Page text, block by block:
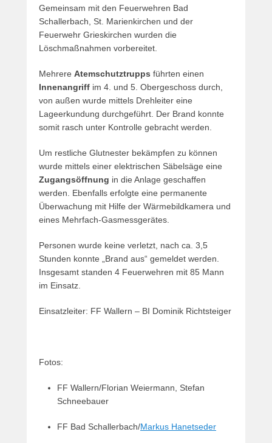
Gemeinsam mit den Feuerwehren Bad
Schallerbach, St. Marienkirchen und der
Feuerwehr Grieskirchen wurden die
Löschmaßnahmen vorbereitet.
Mehrere Atemschutztrupps führten einen
Innenangriff im 4. und 5. Obergeschoss durch,
von außen wurde mittels Drehleiter eine
Lageerkundung durchgeführt. Der Brand konnte
somit rasch unter Kontrolle gebracht werden.
Um restliche Glutnester bekämpfen zu können
wurde mittels einer elektrischen Säbelsäge eine
Zugangsöffnung in die Anlage geschaffen
werden. Ebenfalls erfolgte eine permanente
Überwachung mit Hilfe der Wärmebildkamera und
eines Mehrfach-Gasmessgerätes.
Personen wurde keine verletzt, nach ca. 3,5
Stunden konnte „Brand aus“ gemeldet werden.
Insgesamt standen 4 Feuerwehren mit 85 Mann
im Einsatz.
Einsatzleiter: FF Wallern – BI Dominik Richtsteiger
Fotos:
FF Wallern/Florian Weiermann, Stefan
Schneebauer
FF Bad Schallerbach/Markus Hanetseder